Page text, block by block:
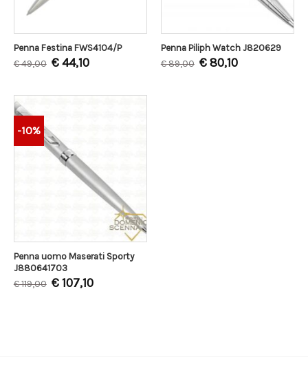
Penna Festina FWS4104/P
€49,00 €44,10
Penna Piliph Watch J820629
€89,00 €80,10
-10%
Penna uomo Maserati Sporty
J880641703
€119,00 €107,10